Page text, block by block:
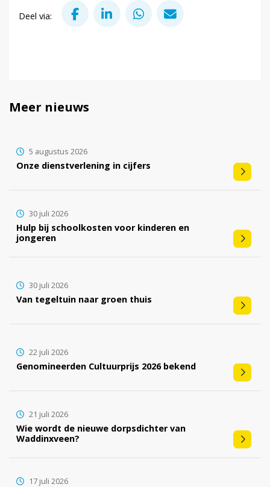
Deel via:
Deel via Facebook
Deel via LinkedInDeel via WhatsApp
Meer nieuws
Onze dienstverlening in cijfers
5 augustus 2026
Hulp bij schoolkosten voor kinderen en
jongeren
30 juli 2026
Van tegeltuin naar groen thuis
30 juli 2026
Genomineerden Cultuurprijs 2026 bekend
22 juli 2026
Wie wordt de nieuwe dorpsdichter van
Waddinxveen?
21 juli 2026
17 juli 2026